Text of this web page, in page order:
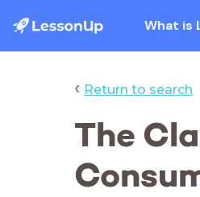
What is
‹ Return to search
The